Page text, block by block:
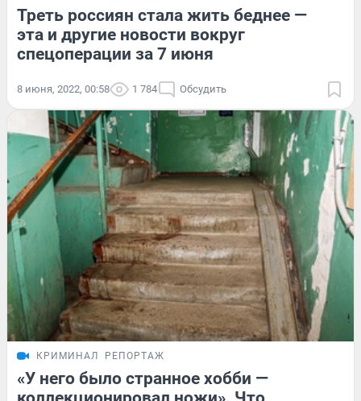
Треть россиян стала жить беднее —
эта и другие новости вокруг
спецоперации за 7 июня
8 июня, 2022, 00:58 1 784 Обсудить
КРИМИНАЛ РЕПОРТАЖ
«У него было странное хобби —